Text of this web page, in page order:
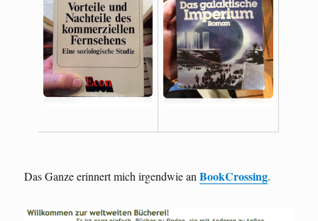
Das Ganze erinnert mich irgendwie anBookCrossing.